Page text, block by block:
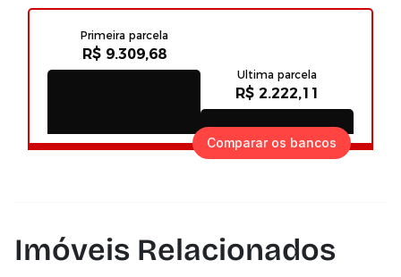
Comparar os bancos
Imóveis Relacionados